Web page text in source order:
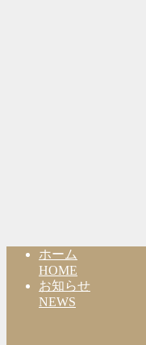
ホーム
HOME
お知らせ
NEWS